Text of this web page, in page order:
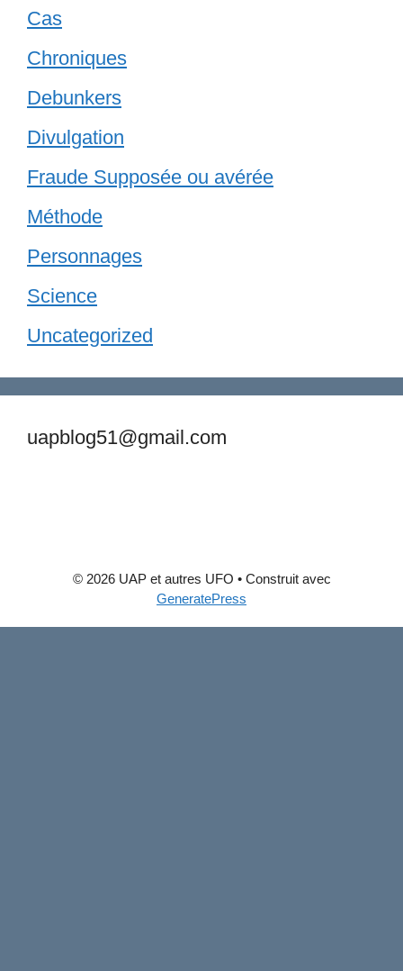
Cas
Chroniques
Debunkers
Divulgation
Fraude Supposée ou avérée
Méthode
Personnages
Science
Uncategorized
uapblog51@gmail.com
© 2026 UAP et autres UFO • Construit avec
GeneratePress